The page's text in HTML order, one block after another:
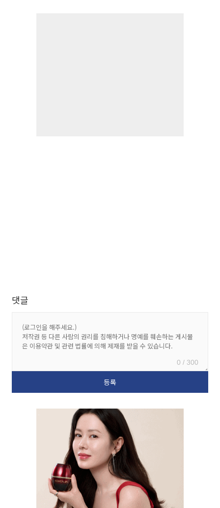
댓글
0 / 300